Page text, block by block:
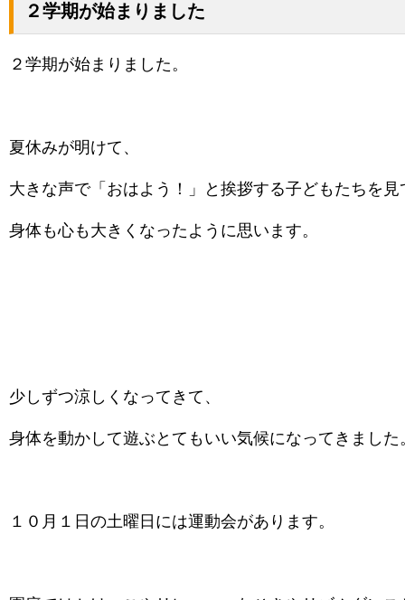
２学期が始まりました
２学期が始まりました。
夏休みが明けて、
大きな声で「おはよう！」と挨拶する子どもたちを見
身体も心も大きくなったように思います。
少しずつ涼しくなってきて、
身体を動かして遊ぶとてもいい気候になってきました
１０月１日の土曜日には運動会があります。